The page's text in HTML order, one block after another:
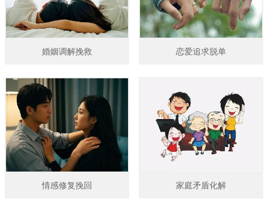
婚姻调解挽救 恋爱追求脱单
情感修复挽回 家庭矛盾化解